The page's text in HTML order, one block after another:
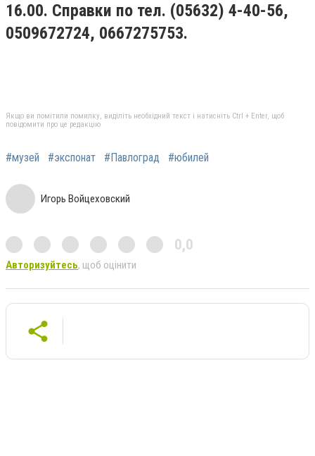
16.00. Справки по тел. (05632) 4-40-56,
0509672724, 0667275753.
Якщо ви помітили помилку, виділіть необхідний текст і натисніть Ctrl + Enter, щоб
повідомити про це редакцію
#музей #экспонат #Павлоград #юбилей
Игорь Войцеховский
0,0
Авторизуйтесь, щоб оцінити